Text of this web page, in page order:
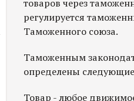
товаров через
регулируется
Таможенного союза.
Таможенным
определены
Товар - любое